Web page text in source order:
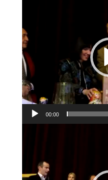
00:00